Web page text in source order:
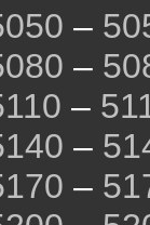
–
–
–
–
–